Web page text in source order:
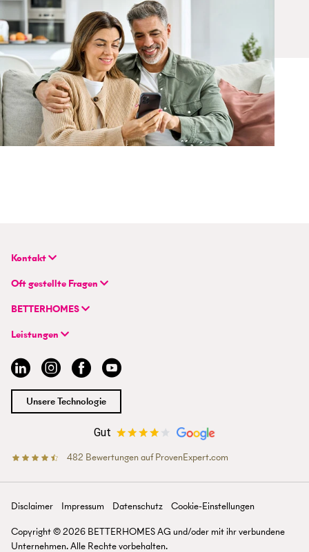
Kontakt
BETTERHOMES Real GmbH
Hauptsitz
Wienerbergstraße 7 / D 2.OG
info@betterhomes.at
Oft gestellte Fragen
FAQ | Immobilie verkaufen/vermieten
FAQ | Einstieg für Maklerprofis
BETTERHOMES
Unternehmen
Hybrides Maklermodell
BETTERHOMES-Erfahrungen
Management
Jobs
Standorte
Presse
Leistungen
Immobilie suchen
Immobilie verkaufen/vermieten
Immobilien-Ratgeber
Immobilienmakler/-in werden
Unsere Technologie
Gut
482 Bewertungen auf ProvenExpert.com
Disclaimer Impressum Datenschutz
Cookie-Einstellungen
Copyright ©2026 BETTERHOMES AG und/oder mit ihr verbun­dene
Unter­nehmen. Alle Rechte vor­behalten.